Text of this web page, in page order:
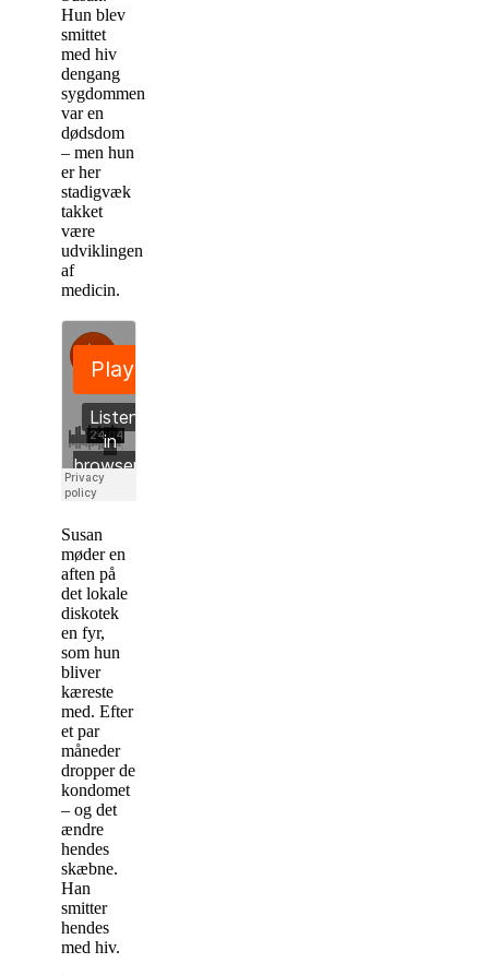
Hun blev
smittet
med hiv
dengang
sygdommen
var en
dødsdom
– men hun
er her
stadigvæk
takket
være
udviklingen
af
medicin.
Susan
møder en
aften på
det lokale
diskotek
en fyr,
som hun
bliver
kæreste
med. Efter
et par
måneder
dropper de
kondomet
– og det
ændre
hendes
skæbne.
Han
smitter
hendes
med hiv.